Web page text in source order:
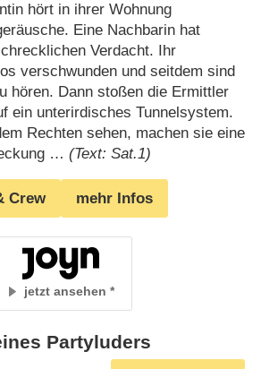
hört in ihrer Wohnung
Eine Nachbarin hat
Verdacht. Ihr
verschwunden und seitdem sind
hören. Dann stoßen die Ermittler
ein unterirdisches Tunnelsystem.
Rechten sehen, machen sie eine
… (Text: Sat.1)
Crew mehr Infos
jetzt ansehen
Partyluders